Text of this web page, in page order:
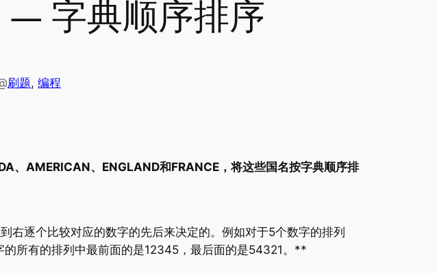
— 字典顺序排序
刷题, 编程
、AMERICAN、ENGLAND和FRANCE，将这些国名按字典顺序排
个比较对应的数字的先后来决定的。例如对于5个数字的排列
所有的排列中最前面的是12345，最后面的是54321。**